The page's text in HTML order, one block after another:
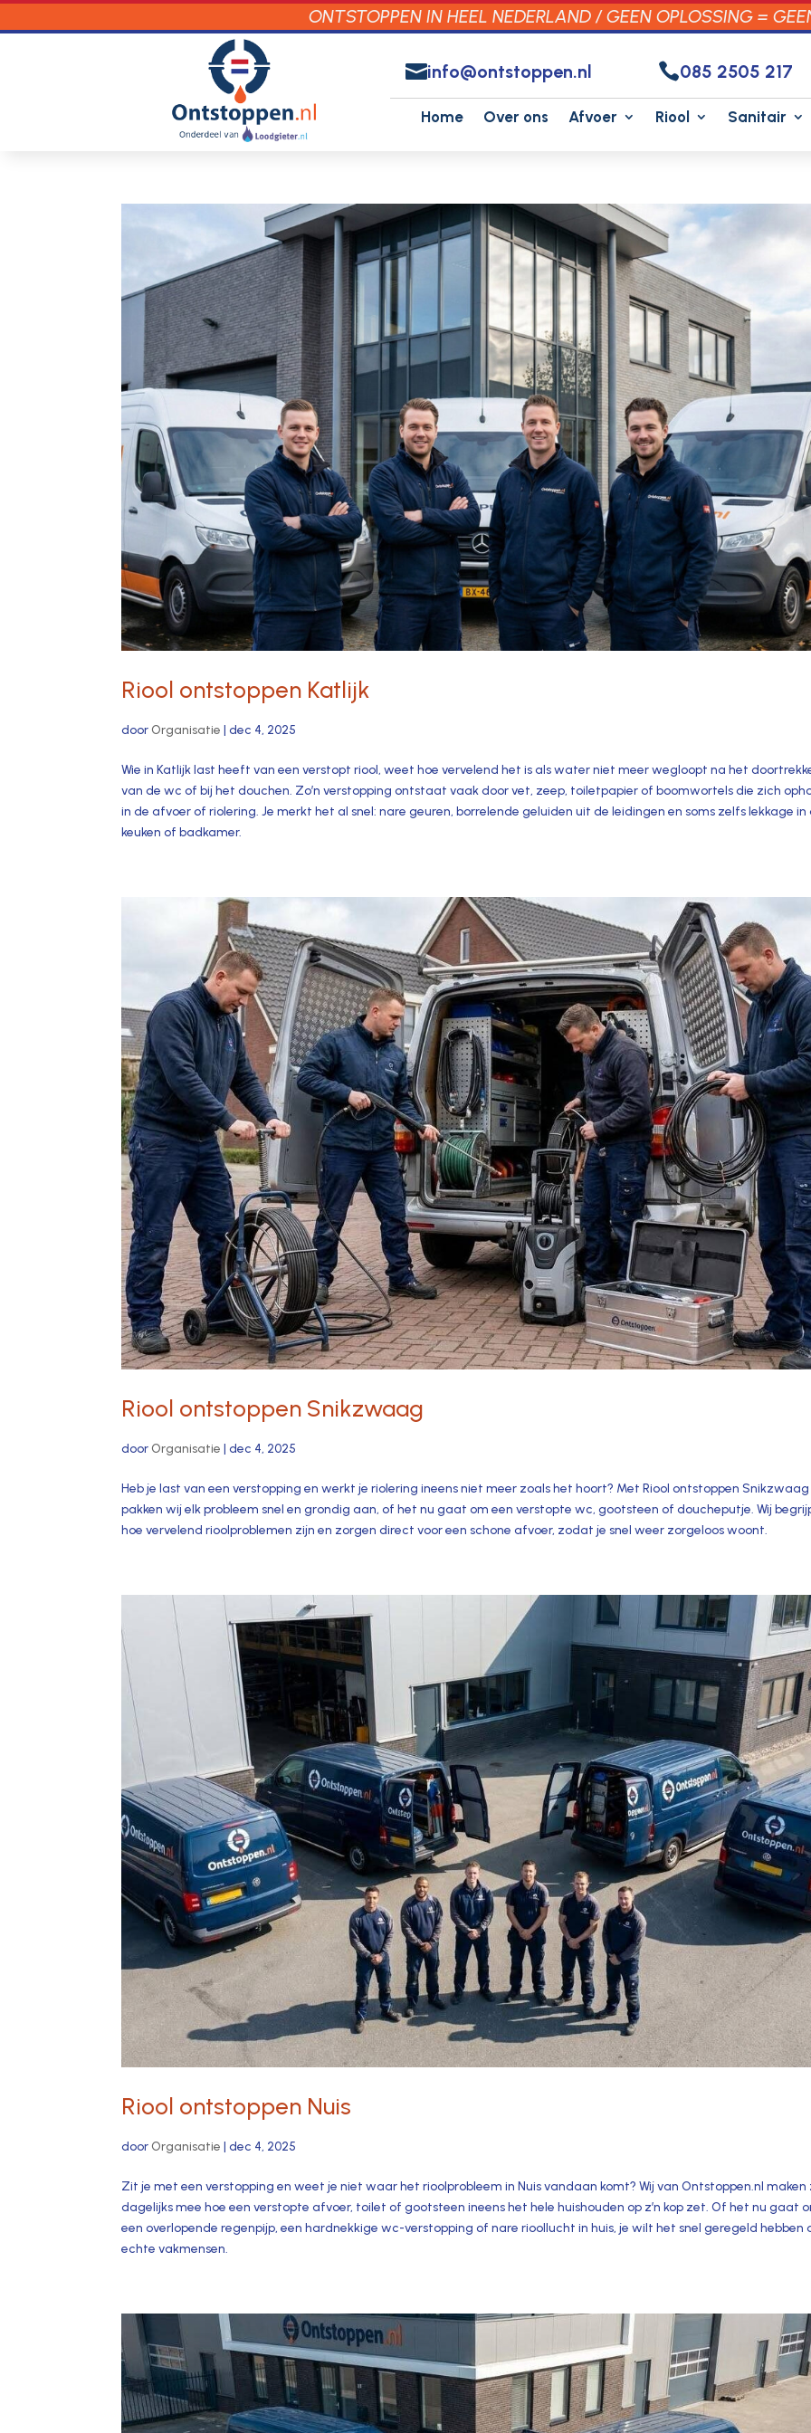
ONTSTOPPEN IN HEEL NEDERLAND / GEEN OPLOSSING =
info@ontstoppen.nl 085 2505 217
Home Over ons Afvoer Riool Sanitair
Riool ontstoppen Katlijk
door Organisatie |dec 4, 2025
Wie in Katlijk last heeft van een verstopt riool, weet hoe vervelend het is als water niet meer wegloopt na het
van de wc of bij het douchen.​ Zo’n verstopping ontstaat vaak door vet, zeep, toiletpapier of boomwortels die zich
in de afvoer of riolering.​ Je merkt het al snel: nare geuren, borrelende geluiden uit de leidingen en soms zelfs lekkage in
keuken of badkamer.​
Riool ontstoppen Snikzwaag
door Organisatie |dec 4, 2025
Heb je last van een verstopping en werkt je riolering ineens niet meer zoals het hoort? Met Riool ontstoppen Snikzwaag
pakken wij elk probleem snel en grondig aan, of het nu gaat om een verstopte wc, gootsteen of doucheputje.​ Wij
hoe vervelend rioolproblemen zijn en zorgen direct voor een schone afvoer, zodat je snel weer zorgeloos woont.​
Riool ontstoppen Nuis
door Organisatie |dec 4, 2025
Zit je met een verstopping en weet je niet waar het rioolprobleem in Nuis vandaan komt? Wij van Ontstoppen.​nl maken
dagelijks mee hoe een verstopte afvoer, toilet of gootsteen ineens het hele huishouden op z’n kop zet.​ Of het nu gaat
een overlopende regenpijp, een hardnekkige wc-verstopping of nare rioollucht in huis, je wilt het snel geregeld hebben
echte vakmensen.​